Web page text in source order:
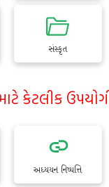
સંસ્કૃત
કેટલીક
અધ્યયન નિષ્પત્તિ